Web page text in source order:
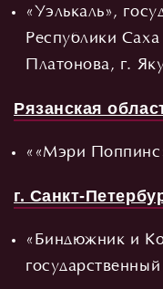
«Уэлькаль»,
Республики
Платонова, г.
Рязанская
««Мэри
г. Санкт-
«Биндюжник и